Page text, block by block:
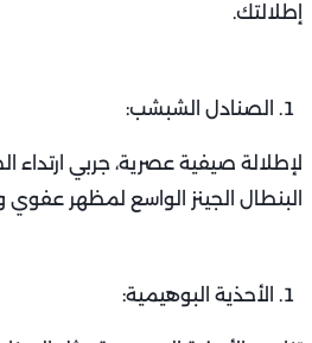
إطلالتك.
الصنادل الشبشب:
لإطلالة صيفية عصرية، جربي
البنطال الجينز الواسع لمظهر عفوي
الأحذية البوهيمية: